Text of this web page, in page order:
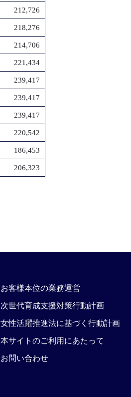
212,726
218,276
214,706
221,434
239,417
239,417
239,417
220,542
186,453
206,323
お客様本位の業務運営
次世代育成支援対策行動計画
女性活躍推進法に基づく行動計画
本サイトのご利用にあたって
お問い合わせ